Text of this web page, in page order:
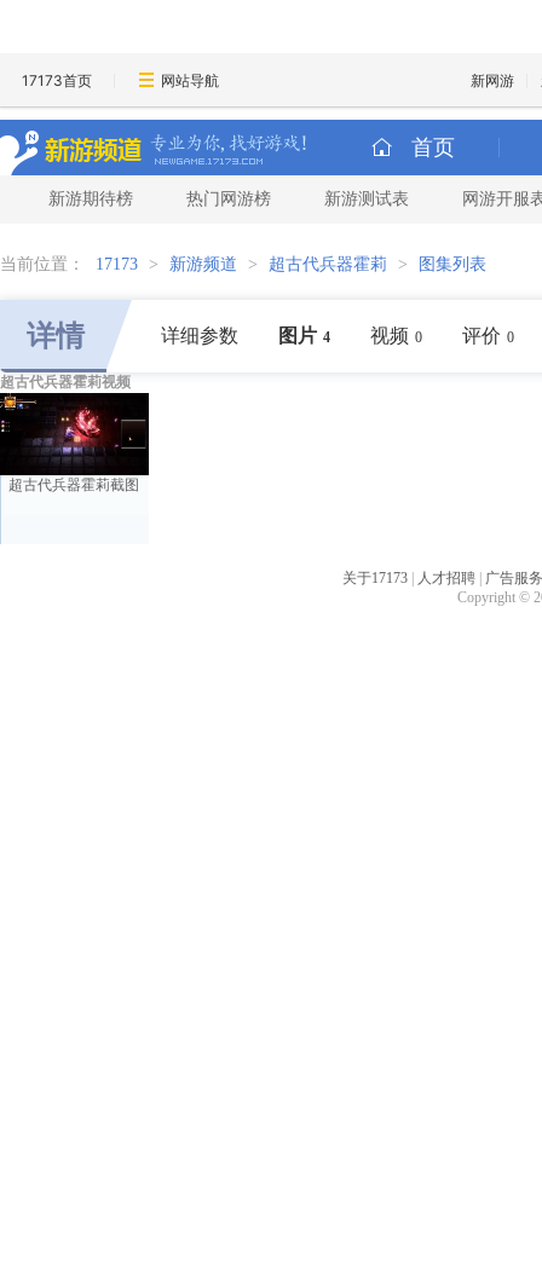
17173首页 网站导航 新网游
首页
新游期待榜 热门网游榜 新游测试表 网游开服
当前位置： 17173 > 新游频道 > 超古代兵器霍莉 > 图集列表
详情 详细参数 图片 4 视频 0 评价 0
超古代兵器霍莉视频
超古代兵器霍莉截图
关于17173 人才招聘
广告服务
Copyright ©